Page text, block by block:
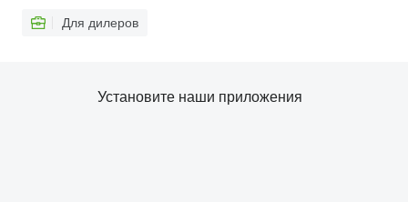
Для дилеров
Установите наши приложения